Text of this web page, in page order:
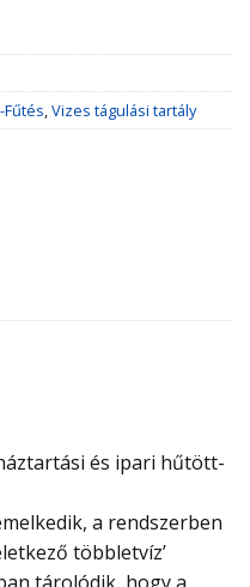
Fűtés,Vizes tágulási tartály
és ipari hűtött-
a rendszerben
többletvíz’